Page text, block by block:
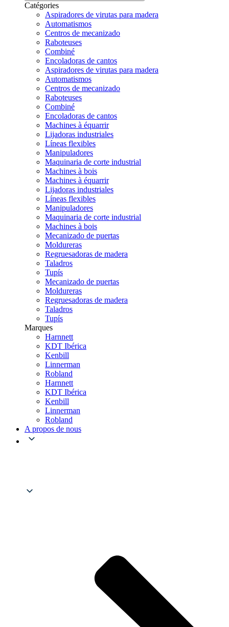
Catégories
Aspiradores de virutas para madera
Automatismos
Centros de mecanizado
Raboteuses
Combiné
Encoladoras de cantos
Aspiradores de virutas para madera
Automatismos
Centros de mecanizado
Raboteuses
Combiné
Encoladoras de cantos
Machines à équarrir
Lijadoras industriales
Líneas flexibles
Manipuladores
Maquinaria de corte industrial
Machines à bois
Machines à équarrir
Lijadoras industriales
Líneas flexibles
Manipuladores
Maquinaria de corte industrial
Machines à bois
Mecanizado de puertas
Moldureras
Regruesadoras de madera
Taladros
Tupís
Mecanizado de puertas
Moldureras
Regruesadoras de madera
Taladros
Tupís
Marques
Harnnett
KDT Ibérica
Kenbill
Linnerman
Robland
Harnnett
KDT Ibérica
Kenbill
Linnerman
Robland
A propos de nous